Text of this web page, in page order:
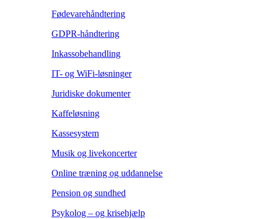
Fødevarehåndtering
GDPR-håndtering
Inkassobehandling
IT- og WiFi-løsninger
Juridiske dokumenter
Kaffeløsning
Kassesystem
Musik og livekoncerter
Online træning og uddannelse
Pension og sundhed
Psykolog – og krisehjælp